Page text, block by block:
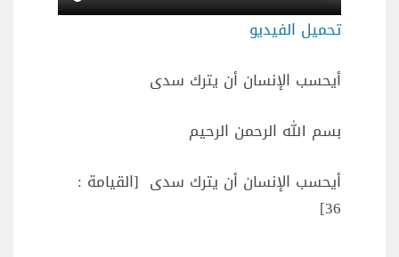
تحميل الفيديو
أيحسب الإنسان أن يترك سدى
بسم الله الرحمن الرحيم
أيحسب الإنسان أن يترك سدى [القيامة :
36]